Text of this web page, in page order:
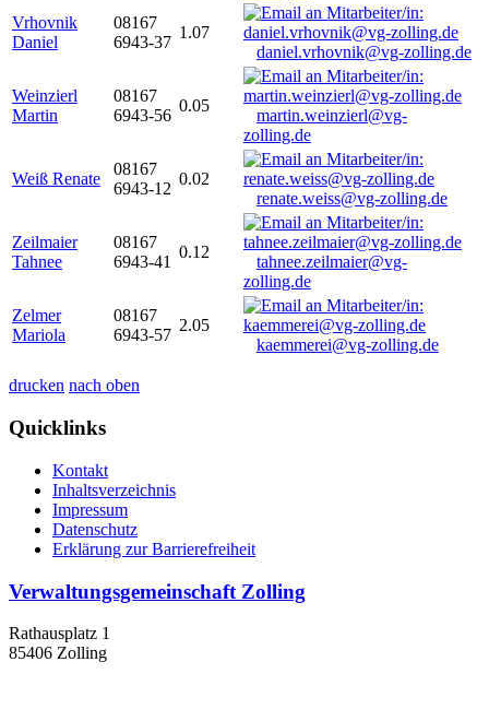
Vrhovnik
Daniel
08167
6943-37
1.07
daniel.vrhovnik@vg-zolling.de
Weinzierl
Martin
08167
6943-56
0.05
martin.weinzierl@vg-
zolling.de
Weiß Renate
08167
6943-12
0.02
renate.weiss@vg-zolling.de
Zeilmaier
Tahnee
08167
6943-41
0.12
tahnee.zeilmaier@vg-
zolling.de
Zelmer
Mariola
08167
6943-57
2.05
kaemmerei@vg-zolling.de
drucken nach oben
Quicklinks
Kontakt
Inhaltsverzeichnis
Impressum
Datenschutz
Erklärung zur Barrierefreiheit
Verwaltungsgemeinschaft Zolling
Rathausplatz 1
85406 Zolling